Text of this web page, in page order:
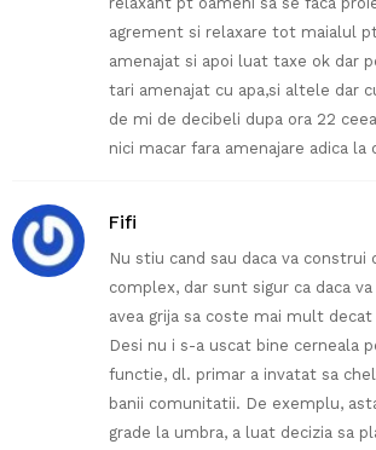
agrement si relaxare tot maialul
amenajat si apoi luat taxe ok dar
tari amenajat cu apa,si altele dar
de mi de decibeli dupa ora 22
nici macar fara amenajare adica la
Fifi
Nu stiu cand sau daca va construi
complex, dar sunt sigur ca daca
avea grija sa coste mai mult decat
Desi nu i s-a uscat bine cerneala
functie, dl. primar a invatat sa
banii comunitatii. De exemplu,
grade la umbra, a luat decizia sa